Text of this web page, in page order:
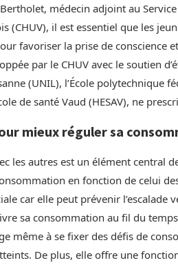
médecin adjoint au
(CHUV), il est essentiel que les
favoriser la prise de
par le CHUV avec le soutien
(UNIL), l’École polytechnique
de santé Vaud (HESAV), ne
mieux réguler sa
les autres est un élément central
en fonction de celui
car elle peut prévenir l’escalade
sa consommation au fil du
même à se fixer des défis de
De plus, elle offre une